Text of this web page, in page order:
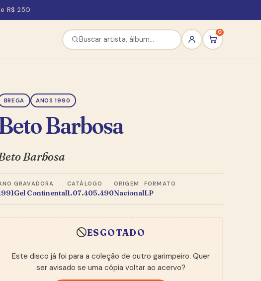
R$ 250
0
BREGA ANOS 1990
Barbosa
Barbosa
GRAVADORA
Gel Continental
CATÁLOGO
1.07.405.490
ORIGEM
Nacional
FORMATO
LP
ESGOTADO
Este disco já foi para a coleção de outro garimpeiro. Quer
ser avisado se uma cópia voltar ao acervo?